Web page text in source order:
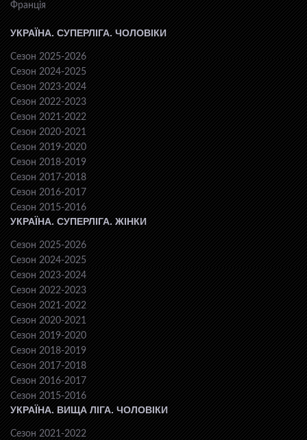
Франція
УКРАЇНА. СУПЕРЛІГА. ЧОЛОВІКИ
Сезон 2025-2026
Сезон 2024-2025
Сезон 2023-2024
Сезон 2022-2023
Сезон 2021-2022
Сезон 2020-2021
Сезон 2019-2020
Сезон 2018-2019
Сезон 2017-2018
Сезон 2016-2017
Сезон 2015-2016
УКРАЇНА. СУПЕРЛІГА. ЖІНКИ
Сезон 2025-2026
Сезон 2024-2025
Сезон 2023-2024
Сезон 2022-2023
Сезон 2021-2022
Сезон 2020-2021
Сезон 2019-2020
Сезон 2018-2019
Сезон 2017-2018
Сезон 2016-2017
Сезон 2015-2016
УКРАЇНА. ВИЩА ЛІГА. ЧОЛОВІКИ
Сезон 2021-2022